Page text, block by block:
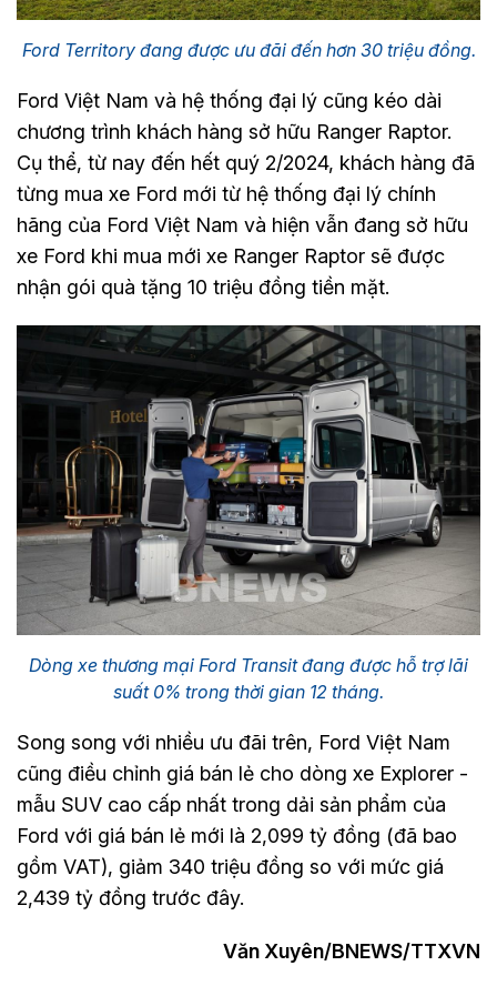
Ford Territory đang được ưu đãi đến hơn 30 triệu đồng.
Ford Việt Nam và hệ thống đại lý cũng kéo dài
chương trình khách hàng sở hữu Ranger Raptor.
Cụ thể, từ nay đến hết quý 2/2024, khách hàng đã
từng mua xe Ford mới từ hệ thống đại lý chính
hãng của Ford Việt Nam và hiện vẫn đang sở hữu
xe Ford khi mua mới xe Ranger Raptor sẽ được
nhận gói quà tặng 10 triệu đồng tiền mặt.
Dòng xe thương mại Ford Transit đang được hỗ trợ lãi
suất 0% trong thời gian 12 tháng.
Song song với nhiều ưu đãi trên, Ford Việt Nam
cũng điều chỉnh giá bán lẻ cho dòng xe Explorer -
mẫu SUV cao cấp nhất trong dải sản phẩm của
Ford với giá bán lẻ mới là 2,099 tỷ đồng (đã bao
gồm VAT), giảm 340 triệu đồng so với mức giá
2,439 tỷ đồng trước đây.
Văn Xuyên/BNEWS/TTXVN